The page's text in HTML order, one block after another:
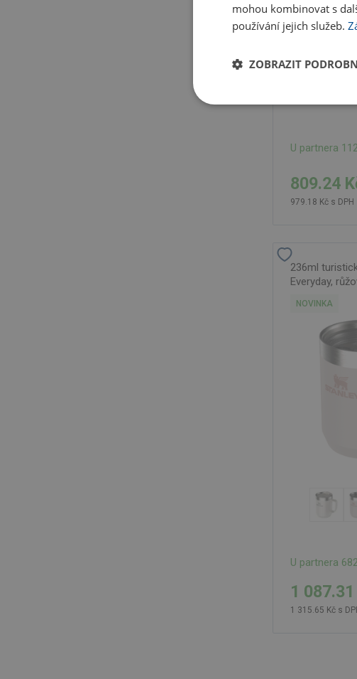
U partnera
809.24
979.18 Kč s DPH
236ml
Everyday,
NOVINKA
U partnera
1
1 315.65 Kč s
mohou kombinovat s
používání jejich služeb.
ZOBRAZIT